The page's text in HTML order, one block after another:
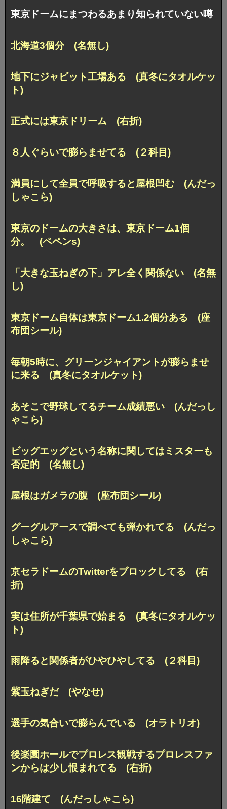
東京ドームにまつわるあまり知られていない噂
北海道3個分 (名無し)
地下にジャビット工場ある (真冬にタオルケッ
ト)
正式には東京ドリーム (右折)
８人ぐらいで膨らませてる (２科目)
満員にして全員で呼吸すると屋根凹む (んだっ
しゃこら)
東京のドームの大きさは、東京ドーム1個
分。 (ペペンs)
「大きな玉ねぎの下」アレ全く関係ない (名無
し)
東京ドーム自体は東京ドーム1.2個分ある (座
布団シール)
毎朝5時に、グリーンジャイアントが膨らませ
に来る (真冬にタオルケット)
あそこで野球してるチーム成績悪い (んだっし
ゃこら)
ビッグエッグという名称に関してはミスターも
否定的 (名無し)
屋根はガメラの腹 (座布団シール)
グーグルアースで調べても弾かれてる (んだっ
しゃこら)
京セラドームのTwitterをブロックしてる (右
折)
実は住所が千葉県で始まる (真冬にタオルケッ
ト)
雨降ると関係者がひやひやしてる (２科目)
紫玉ねぎだ (やなせ)
選手の気合いで膨らんでいる (オラトリオ)
後楽園ホールでプロレス観戦するプロレスファ
ンからは少し恨まれてる (右折)
16階建て (んだっしゃこら)